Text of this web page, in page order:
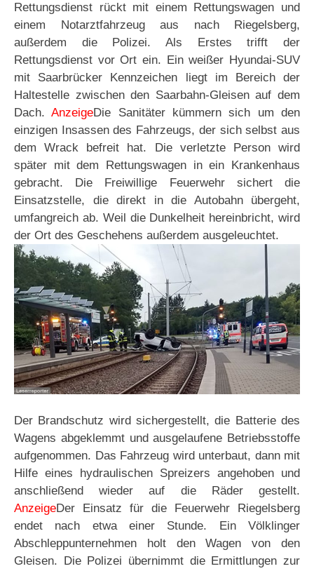
Rettungsdienst rückt mit einem Rettungswagen und
einem Notarztfahrzeug aus nach Riegelsberg,
außerdem die Polizei. Als Erstes trifft der
Rettungsdienst vor Ort ein. Ein weißer Hyundai-SUV
mit Saarbrücker Kennzeichen liegt im Bereich der
Haltestelle zwischen den Saarbahn-Gleisen auf dem
Dach.AnzeigeDie Sanitäter kümmern sich um den
einzigen Insassen des Fahrzeugs, der sich selbst aus
dem Wrack befreit hat. Die verletzte Person wird
später mit dem Rettungswagen in ein Krankenhaus
gebracht. Die Freiwillige Feuerwehr sichert die
Einsatzstelle, die direkt in die Autobahn übergeht,
umfangreich ab. Weil die Dunkelheit hereinbricht, wird
der Ort des Geschehens außerdem ausgeleuchtet.
Der Brandschutz wird sichergestellt, die Batterie des
Wagens abgeklemmt und ausgelaufene Betriebsstoffe
aufgenommen. Das Fahrzeug wird unterbaut, dann mit
Hilfe eines hydraulischen Spreizers angehoben und
anschließend wieder auf die Räder gestellt.
AnzeigeDer Einsatz für die Feuerwehr Riegelsberg
endet nach etwa einer Stunde. Ein Völklinger
Abschleppunternehmen holt den Wagen von den
Gleisen. Die Polizei übernimmt die Ermittlungen zur